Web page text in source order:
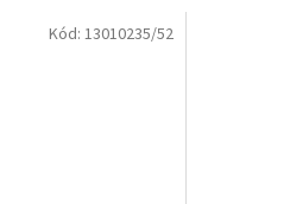
Kód: 13010235/52